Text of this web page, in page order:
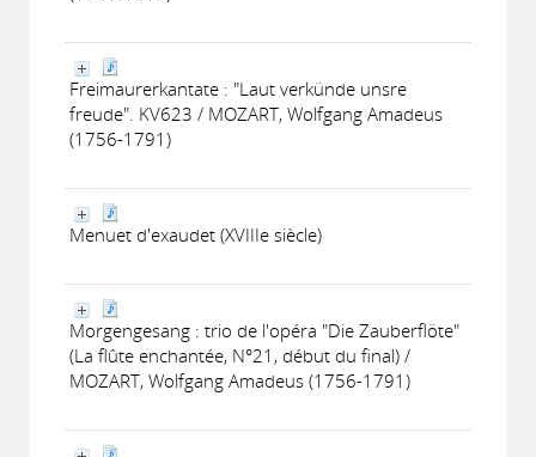
Freimaurerkantate : "Laut verkünde unsre
freude". KV623 / MOZART, Wolfgang Amadeus
(1756-1791)
Menuet d'exaudet (XVIIIe siècle)
Morgengesang : trio de l'opéra "Die Zauberflöte"
(La flûte enchantée, N°21, début du final) /
MOZART, Wolfgang Amadeus (1756-1791)